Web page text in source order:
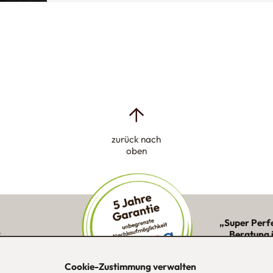
Cookie-Zustimmung verwalten
zurück nach
oben
„Super
Beratung